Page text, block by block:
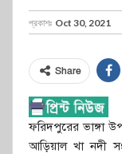
প্রকাশঃ Oct 30, 2021
Share
ফরিদপুরের ভাঙ্গা
আড়িয়াল খা নদী